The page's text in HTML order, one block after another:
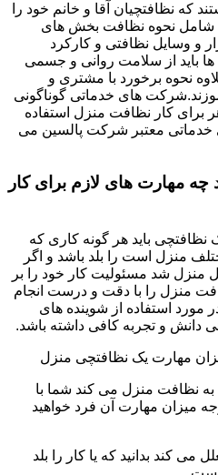
نظافتچیان آقا و خانم خود را
شامل نحوه نظافت بخش های
و وسایل نظافتی و کارکرد
باید از سلامت روانی و جسمی
نحوه برخورد با مشتری و
های خدماتی گوناگونی
برای کار نظافت منزل استفاده
خدماتی معتبر شرکت پالسین می
مهارت های لازم برای کار
باید هر گونه کاری که
منزل است را بلد باشد و اگر
شد مسئولیت کار خود را بر
منزل را با دقت و درست انجام
مورد استفاده از شوینده های
دانش و تجربه کافی داشته باشد.
مهارت یک نظافتچی منزل
نظافت منزل می کند شما با
میزان مهارت آن فرد خواهید
می کند بدانید که یا کار را بلد